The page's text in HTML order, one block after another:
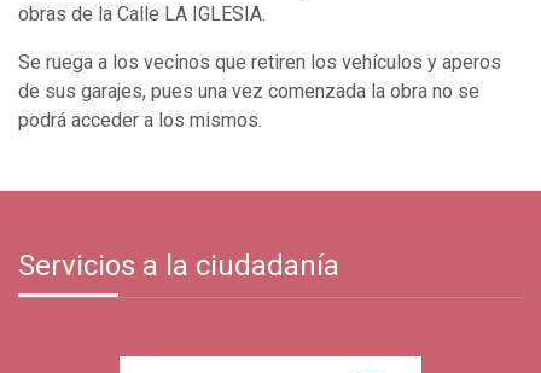
obras de la Calle LA IGLESIA.
Se ruega a los vecinos que retiren los vehículos y aperos
de sus garajes, pues una vez comenzada la obra no se
podrá acceder a los mismos.
Servicios a la ciudadanía